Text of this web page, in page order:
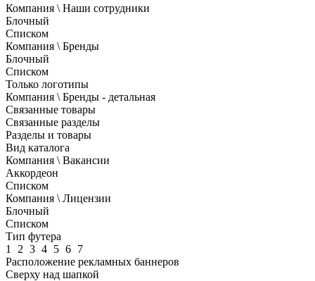
Компания \ Наши сотрудники
Блочный
Списком
Компания \ Бренды
Блочный
Списком
Только логотипы
Компания \ Бренды - детальная
Связанные товары
Связанные разделы
Разделы и товары
Вид каталога
Компания \ Вакансии
Аккордеон
Списком
Компания \ Лицензии
Блочный
Списком
Тип футера
1
2 3 4 5 6 7
Расположение рекламных баннеров
Сверху над шапкой